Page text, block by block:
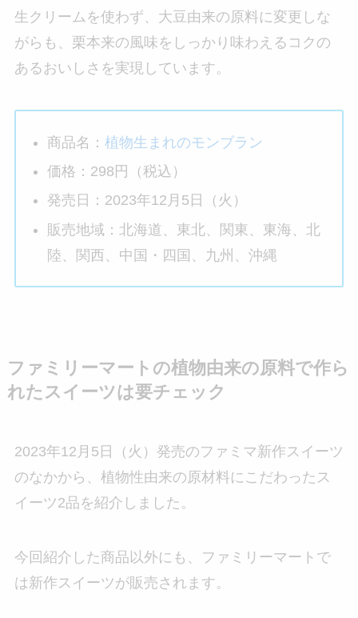
生クリームを使わず、大豆由来の原料に変更しな
がらも、栗本来の風味をしっかり味わえるコクの
あるおいしさを実現しています。
商品名：植物生まれのモンブラン
価格：298円（税込）
発売日：2023年12月5日（火）
販売地域：北海道、東北、関東、東海、北
陸、関西、中国・四国、九州、沖縄
ファミリーマートの植物由来の原料で作ら
れたスイーツは要チェック
2023年12月5日（火）発売のファミマ新作スイーツ
のなかから、植物性由来の原材料にこだわったス
イーツ2品を紹介しました。
今回紹介した商品以外にも、ファミリーマートで
は新作スイーツが販売されます。